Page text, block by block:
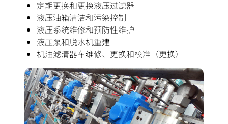
定期更换和更换液压过滤器
液压油箱清洁和污染控制
液压系统维修和预防性维护
液压泵和脱水机重建
机油滤清器车维修、更换和校准（更换）